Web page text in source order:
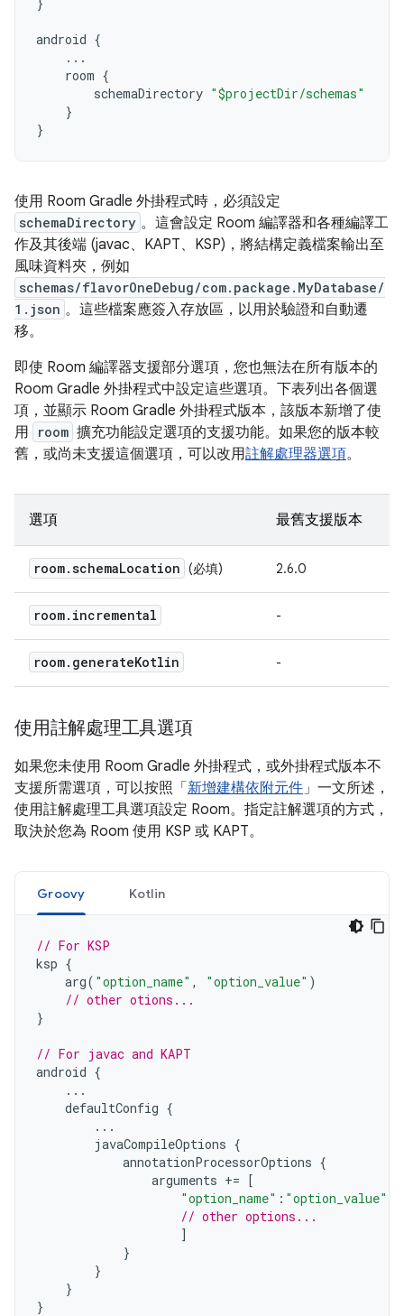
android {
...
room {
schemaDirectory "$projectDir/schemas"
}
}
使用 Room Gradle 外掛程式時，必須設定
schemaDirectory 。這會設定 Room 編譯器和各種編譯工
作及其後端 (javac、KAPT、KSP)，將結構定義檔案輸出至
風味資料夾，例如
schemas/flavorOneDebug/com.package.MyDatabase/
1.json 。這些檔案應簽入存放區，以用於驗證和自動遷
移。
即使 Room 編譯器支援部分選項，您也無法在所有版本的
Room Gradle 外掛程式中設定這些選項。下表列出各個選
項，並顯示 Room Gradle 外掛程式版本，該版本新增了使
用
room 擴充功能設定選項的支援功能。如果您的版本較
舊，或尚未支援這個選項，可以改用註解處理器選項。
選項 最舊支援版本
room.schemaLocation (必填) 2.6.0
room. incremental -
room. generateKotlin -
使用註解處理工具選項
如果您未使用 Room Gradle 外掛程式，或外掛程式版本不
支援所需選項，可以按照「 新增建構依附元件」一文所述，
使用註解處理工具選項設定 Room。指定註解選項的方式，
取決於您為 Room 使用 KSP 或 KAPT。
Groovy Kotlin
// For KSP
ksp {
arg( "option_name" , "option_value" )
// other otions...
}
// For javac and KAPT
android {
...
defaultConfig {
...
javaCompileOptions {
annotationProcessorOptions {
arguments += [
"option_name" : "option_value"
// other options...
]
}
}
}
}